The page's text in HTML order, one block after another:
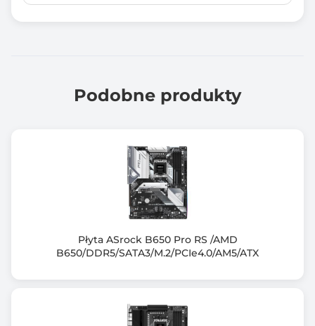
Tryb pracy pamięci RAM
DDR5-4800
DDR5-5000 (OC)
DDR5-6600 (OC)
DDR5-6800 (OC)
Podobne produkty
Płyta ASrock B650 Pro RS /AMD
B650/DDR5/SATA3/M.2/PCIe4.0/AM5/ATX